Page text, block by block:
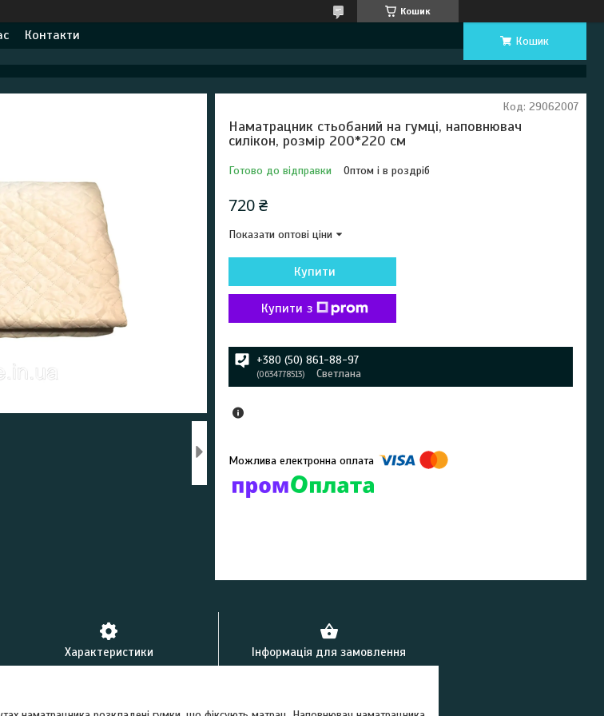
Кошик
Контакти Кошик
Наматрацник стьобаний на гумці, наповнювач
силікон, розмір 200*220 см
Готово до відправки Оптом і в роздріб
Код: 29062007
720 ₴
Показати оптові ціни
Купити
Купити з
+380 (50) 861-88-97
0634778513 Светлана
Характеристики Інформація для замовлення